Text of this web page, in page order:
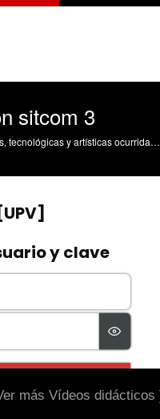
sitcom 3
Divulgación de las actividades científicas, tecnológicas y artísticas ocurridas en los tres campus de la UPV
más Vídeos didácticos